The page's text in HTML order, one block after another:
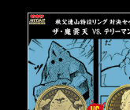
ル(非売品)付